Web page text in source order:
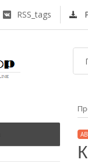
RSS_tags